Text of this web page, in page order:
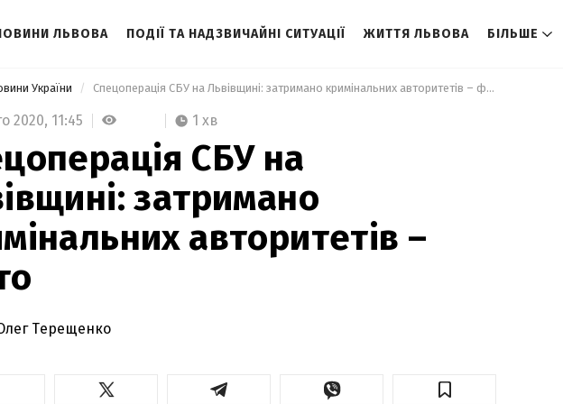
ЛЬВОВА ПОДІЇ ТА НАДЗВИЧАЙНІ СИТУАЦІЇ ЖИТТЯ ЛЬВОВА БІЛЬШЕ
України Спецоперація СБУ на Львівщині: затримано кримінальних авторитетів – фото
2020, 11:45 1 хв
СБУ на
затримано
авторитетів –
Терещенко